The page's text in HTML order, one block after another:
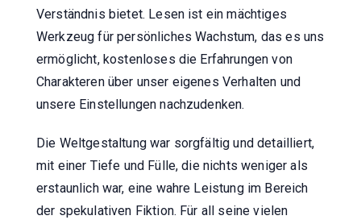
Verständnis bietet. Lesen ist ein mächtiges
Werkzeug für persönliches Wachstum, das es uns
ermöglicht, kostenloses die Erfahrungen von
Charakteren über unser eigenes Verhalten und
unsere Einstellungen nachzudenken.
Die Weltgestaltung war sorgfältig und detailliert,
mit einer Tiefe und Fülle, die nichts weniger als
erstaunlich war, eine wahre Leistung im Bereich
der spekulativen Fiktion. Für all seine vielen